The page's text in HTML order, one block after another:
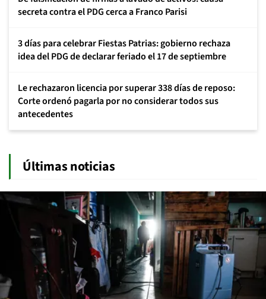
secreta contra el PDG cerca a Franco Parisi
3 días para celebrar Fiestas Patrias: gobierno rechaza
idea del PDG de declarar feriado el 17 de septiembre
Le rechazaron licencia por superar 338 días de reposo:
Corte ordenó pagarla por no considerar todos sus
antecedentes
Últimas noticias